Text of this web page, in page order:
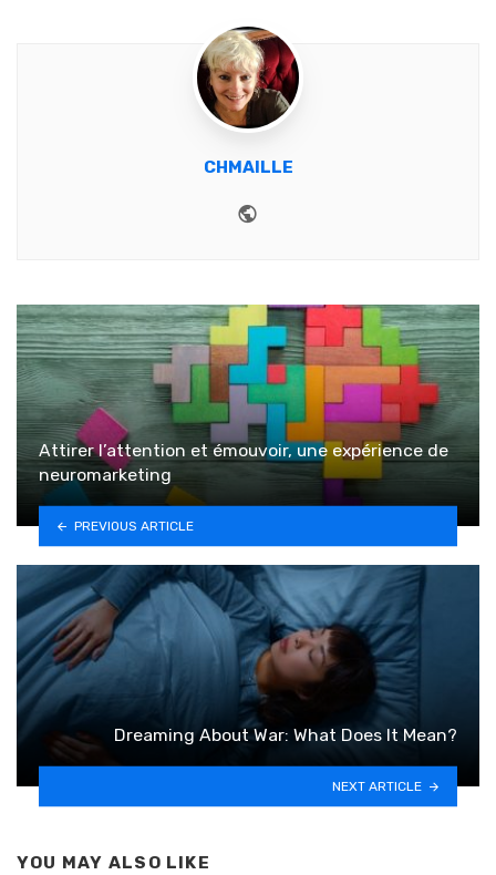
CHMAILLE
Attirer l’attention et émouvoir, une expérience de
neuromarketing
PREVIOUS ARTICLE
Dreaming About War: What Does It Mean?
NEXT ARTICLE
YOU MAY ALSO LIKE